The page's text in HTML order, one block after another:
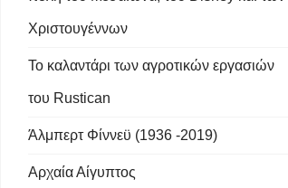
Χριστουγέννων
Το καλαντάρι των αγροτικών εργασιών
του Rustican
Άλμπερτ Φίννεϋ (1936 -2019)
Αρχαία Αίγυπτος